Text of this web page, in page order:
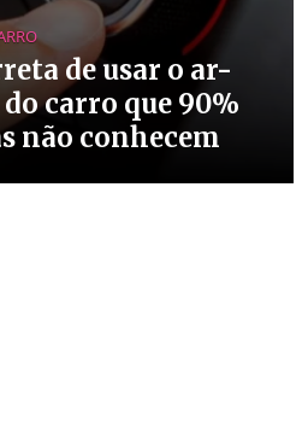
de usar o ar-
carro que 90%
não conhecem